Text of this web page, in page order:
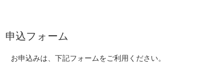
申込フォーム
お申込みは、下記フォームをご利用ください。